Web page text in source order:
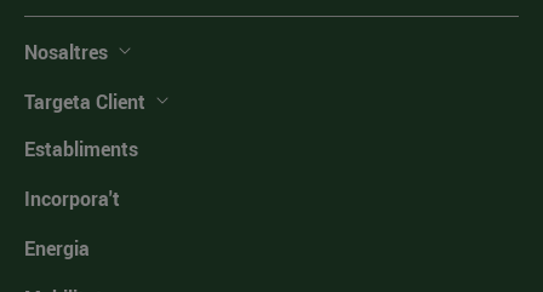
Nosaltres
Targeta Client
Establiments
Incorpora't
Energia